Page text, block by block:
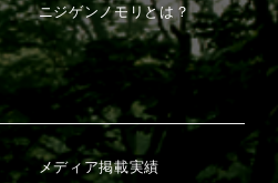
ニジゲンノモリとは？
メディア掲載実績